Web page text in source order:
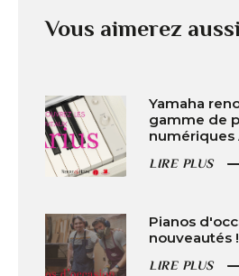
Vous aimerez
Yamaha
gamme de
numériques
LIRE PLUS
Pianos
nouveautés !
LIRE PLUS